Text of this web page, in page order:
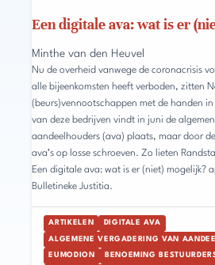
Een digitale ava: wat is er
Minthe van den Heuvel
Nu de overheid vanwege de coronacrisis
alle bijeenkomsten heeft verboden, zitten
(beurs)vennootschappen met de handen
van deze bedrijven vindt in juni de
aandeelhouders (ava) plaats, maar door
ava’s op losse schroeven. Zo lieten
Een digitale ava: wat is er (niet) mogelijk?
Bulletineke Justitia.
ARTIKELEN DIGITALE AVA
ALGEMENE VERGADERING VAN
EUMODION BENOEMING